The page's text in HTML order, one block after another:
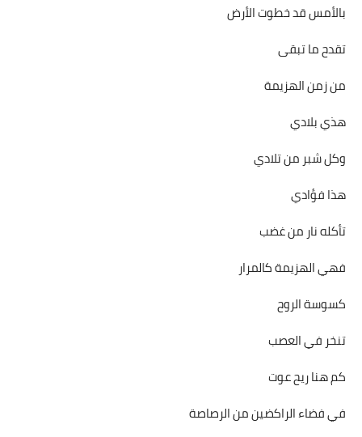
بالأمس قد خطوت الأرض
تقدح ما تبقى
من زمن الهزيمة
هذي بلادي
وكل شبر من تلادي
هذا فؤادي
تأكله نار من غضب
فهي الهزيمة كالمرار
كسوسة الروح
تنخر في العصب
كم هنا ريح عوت
في فضاء الراكضين من الرصاصة